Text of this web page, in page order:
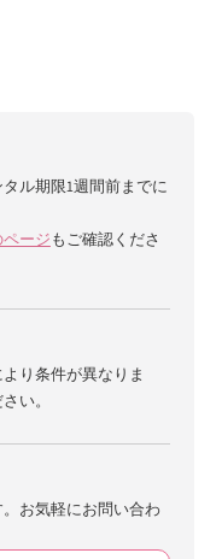
ル期限1週間前までに
ージもご確認くださ
り条件が異なりま
い。
お気軽にお問い合わ